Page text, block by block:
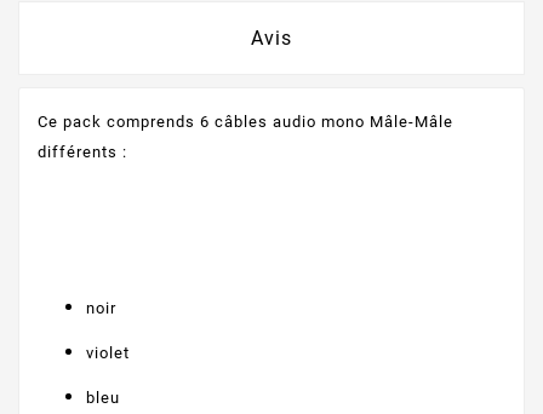
Avis
Ce pack comprends 6 câbles audio mono Mâle-Mâle
différents :
noir
violet
bleu